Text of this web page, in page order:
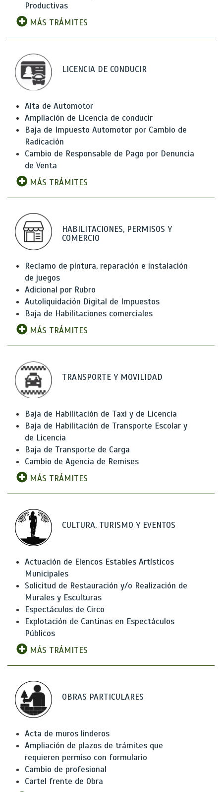
Productivas
MÁS TRÁMITES
LICENCIA DE CONDUCIR
Alta de Automotor
Ampliación de Licencia de conducir
Baja de Impuesto Automotor por Cambio de
Radicación
Cambio de Responsable de Pago por Denuncia
de Venta
MÁS TRÁMITES
HABILITACIONES, PERMISOS Y
COMERCIO
Reclamo de pintura, reparación e instalación
de juegos
Adicional por Rubro
Autoliquidación Digital de Impuestos
Baja de Habilitaciones comerciales
MÁS TRÁMITES
TRANSPORTE Y MOVILIDAD
Baja de Habilitación de Taxi y de Licencia
Baja de Habilitación de Transporte Escolar y
de Licencia
Baja de Transporte de Carga
Cambio de Agencia de Remises
MÁS TRÁMITES
CULTURA, TURISMO Y EVENTOS
Actuación de Elencos Estables Artísticos
Municipales
Solicitud de Restauración y/o Realización de
Murales y Esculturas
Espectáculos de Circo
Explotación de Cantinas en Espectáculos
Públicos
MÁS TRÁMITES
OBRAS PARTICULARES
Acta de muros linderos
Ampliación de plazos de trámites que
requieren permiso con formulario
Cambio de profesional
Cartel frente de Obra